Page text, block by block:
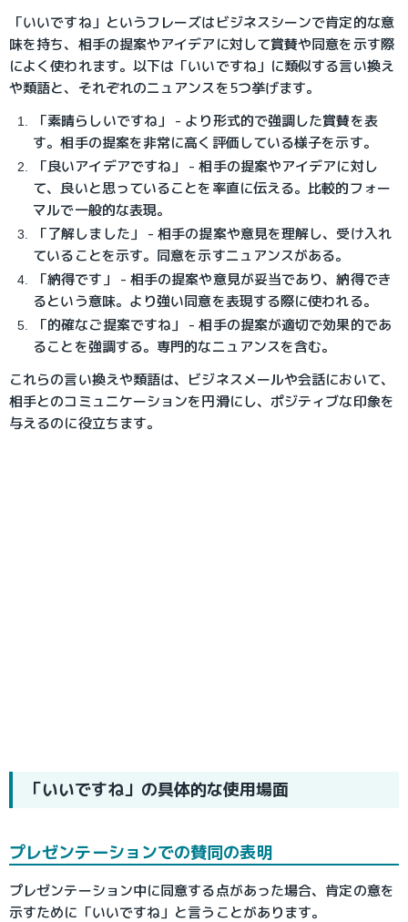
「いいですね」というフレーズはビジネスシーンで肯定的な意
味を持ち、相手の提案やアイデアに対して賞賛や同意を示す際
によく使われます。以下は「いいですね」に類似する言い換え
や類語と、それぞれのニュアンスを5つ挙げます。
「素晴らしいですね」 - より形式的で強調した賞賛を表
す。相手の提案を非常に高く評価している様子を示す。
「良いアイデアですね」 - 相手の提案やアイデアに対し
て、良いと思っていることを率直に伝える。比較的フォー
マルで一般的な表現。
「了解しました」 - 相手の提案や意見を理解し、受け入れ
ていることを示す。同意を示すニュアンスがある。
「納得です」 - 相手の提案や意見が妥当であり、納得でき
るという意味。より強い同意を表現する際に使われる。
「的確なご提案ですね」 - 相手の提案が適切で効果的であ
ることを強調する。専門的なニュアンスを含む。
これらの言い換えや類語は、ビジネスメールや会話において、
相手とのコミュニケーションを円滑にし、ポジティブな印象を
与えるのに役立ちます。
「いいですね」の具体的な使用場面
プレゼンテーションでの賛同の表明
プレゼンテーション中に同意する点があった場合、肯定の意を
示すために「いいですね」と言うことがあります。